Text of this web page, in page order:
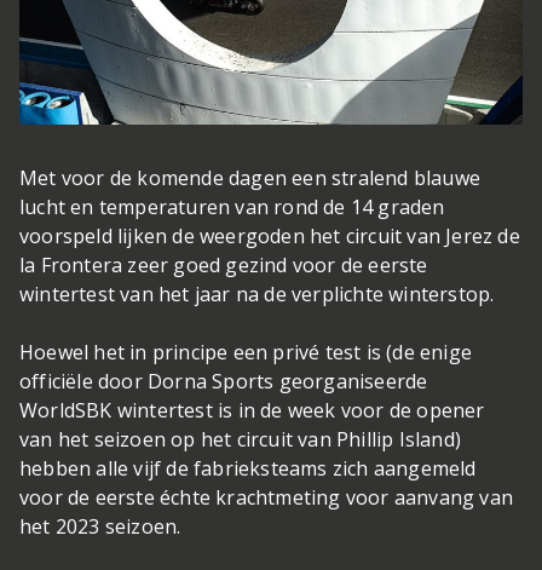
Met voor de komende dagen een stralend blauwe
lucht en temperaturen van rond de 14 graden
voorspeld lijken de weergoden het circuit van Jerez de
la Frontera zeer goed gezind voor de eerste
wintertest van het jaar na de verplichte winterstop.
Hoewel het in principe een privé test is (de enige
officiële door Dorna Sports georganiseerde
WorldSBK wintertest is in de week voor de opener
van het seizoen op het circuit van Phillip Island)
hebben alle vijf de fabrieksteams zich aangemeld
voor de eerste échte krachtmeting voor aanvang van
het 2023 seizoen.